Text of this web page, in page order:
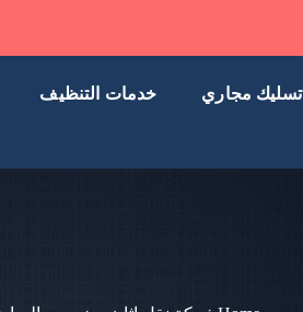
تسليك مجاري خدمات التنظيف